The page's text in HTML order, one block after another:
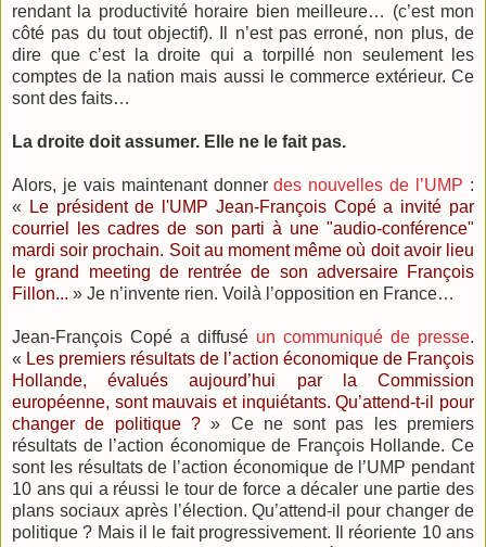
rendant la productivité horaire bien meilleure… (c’est mon
côté pas du tout objectif). Il n’est pas erroné, non plus, de
dire que c’est la droite qui a torpillé non seulement les
comptes de la nation mais aussi le commerce extérieur. Ce
sont des faits…
La droite doit assumer. Elle ne le fait pas.
Alors, je vais maintenant donnerdes nouvelles de l’UMP :
«
Le président de l'UMP Jean-François Copé a invité par
courriel les cadres de son parti à une "audio-conférence"
mardi soir prochain. Soit au moment même où doit avoir lieu
le grand meeting de rentrée de son adversaire François
Fillon... » Je n’invente rien. Voilà l’opposition en France…
Jean-François Copé a diffusé un communiqué de presse.
« Les premiers résultats de l’action économique de François
Hollande, évalués aujourd’hui par la Commission
européenne, sont mauvais et inquiétants. Qu’attend-t-il pour
changer de politique ?» Ce ne sont pas les premiers
résultats de l’action économique de François Hollande. Ce
sont les résultats de l’action économique de l’UMP pendant
10 ans qui a réussi le tour de force a décaler une partie des
plans sociaux après l’élection. Qu’attend-il pour changer de
politique ? Mais il le fait progressivement. Il réoriente 10 ans